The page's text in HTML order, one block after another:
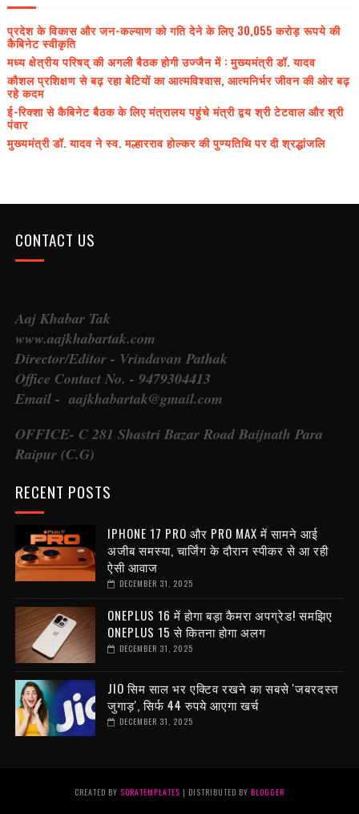
प्रदेश के विकास और जन-कल्याण को गति देने के लिए 30,055 करोड़ रूपये की
कैबिनेट स्वीकृति
मध्य क्षेत्रीय परिषद् की अगली बैठक होगी उज्जैन में : मुख्यमंत्री डॉ. यादव
कौशल प्रशिक्षण से बढ़ रहा बेटियों का आत्मविश्वास, आत्मनिर्भर जीवन की ओर बढ़
रहे कदम
ई-रिक्शा से कैबिनेट बैठक के लिए मंत्रालय पहुंचे मंत्री द्वय श्री टेटवाल और श्री
पंवार
मुख्यमंत्री डॉ. यादव ने स्व. मल्हारराव होल्कर की पुण्यतिथि पर दी श्रद्धांजलि
CONTACT US
Aaj Khabar Tak
www.aajkhabartak.com
Director/Editor - Vrindavan Pathak
Office Contact No. - 9479304413
Email - aajkhabartak@gmail.com
OFFICE- C 281 Shastri Bazar Road Baijnath Para
Raipur (C.G)
RECENT POSTS
IPHONE 17 PRO और PRO MAX में सामने आई
अजीब समस्या, चार्जिंग के दौरान स्पीकर से आ रही
ऐसी आवाज
DECEMBER 31, 2025
ONEPLUS 16 में होगा बड़ा कैमरा अपग्रेड! समझिए
ONEPLUS 15 से कितना होगा अलग
DECEMBER 31, 2025
JIO सिम साल भर एक्टिव रखने का सबसे 'जबरदस्त
जुगाड़', सिर्फ 44 रुपये आएगा खर्च
DECEMBER 31, 2025
CREATED BY SORATEMPLATES | DISTRIBUTED BY BLOGGER